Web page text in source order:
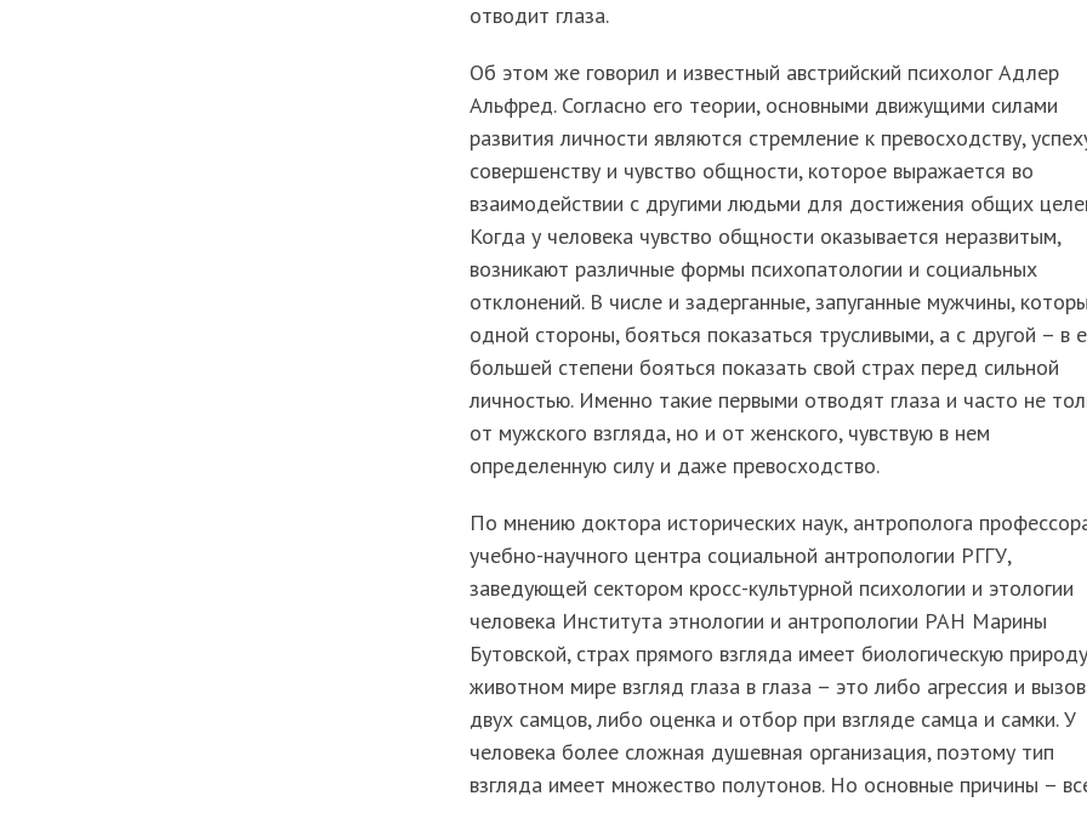
отводит глаза.
Об этом же говорил и известный австрийский психолог Адлер
Альфред. Согласно его теории, основными движущими силами
развития личности являются стремление к превосходству,
совершенству и чувство общности, которое выражается во
взаимодействии с другими людьми для достижения общих
Когда у человека чувство общности оказывается неразвитым,
возникают различные формы психопатологии и социальных
отклонений. В числе и задерганные, запуганные мужчины,
одной стороны, бояться показаться трусливыми, а с другой – в
большей степени бояться показать свой страх перед сильной
личностью. Именно такие первыми отводят глаза и часто не
от мужского взгляда, но и от женского, чувствую в нем
определенную силу и даже превосходство.
По мнению доктора исторических наук, антрополога
учебно-научного центра социальной антропологии РГГУ,
заведующей сектором кросс-культурной психологии и этологии
человека Института этнологии и антропологии РАН Марины
Бутовской, страх прямого взгляда имеет биологическую
животном мире взгляд глаза в глаза – это либо агрессия и вызов
двух самцов, либо оценка и отбор при взгляде самца и самки. У
человека более сложная душевная организация, поэтому тип
взгляда имеет множество полутонов. Но основные причины –